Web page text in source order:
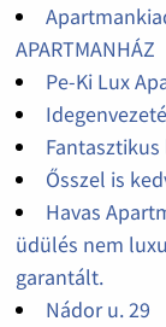
APARTMANHÁZ
Pe-Ki Lux
Ősszel is
Havas
üdülés nem
garantált.
Nádor u. 29